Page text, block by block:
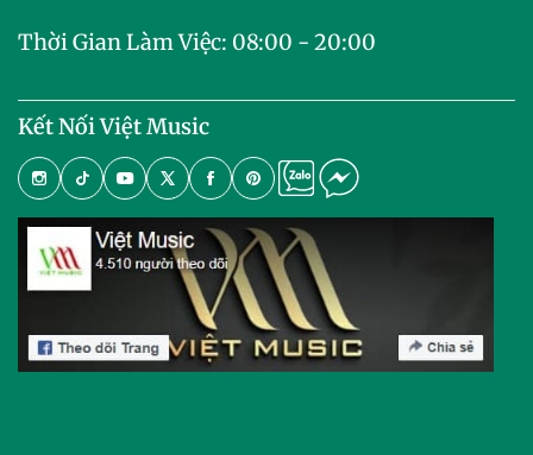
Thời Gian Làm Việc: 08:00 - 20:00
Kết Nối Việt Music